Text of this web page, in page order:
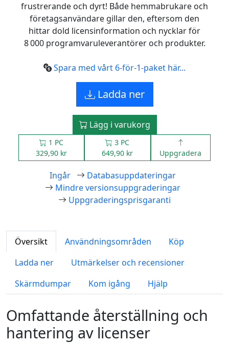
frustrerande och dyrt! Både hemmabrukare och
företagsanvändare gillar den, eftersom den
hittar dold licensinformation och nycklar för
8 000 programvaruleverantörer och produkter.
Spara med vårt 6‑för‑1‑paket här...
Ladda ner
Lägg i varukorg
1 PC
329,90 kr
3 PC
649,90 kr
Uppgradera
Ingår
Databasuppdateringar
Mindre versionsuppgraderingar
Uppgraderingsprisgaranti
Översikt Användningsområden
Köp
Ladda ner
Utmärkelser och recensioner
Skärmdumpar
Kom igång Hjälp
Omfattande återställning och
hantering av licenser